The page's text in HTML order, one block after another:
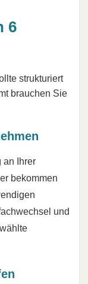
6
strukturiert
brauchen Sie
an Ihrer
bekommen
und